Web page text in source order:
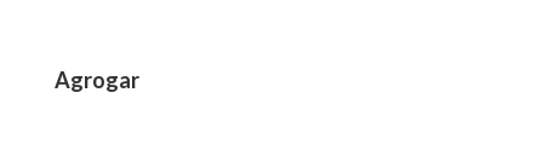
Agrogar